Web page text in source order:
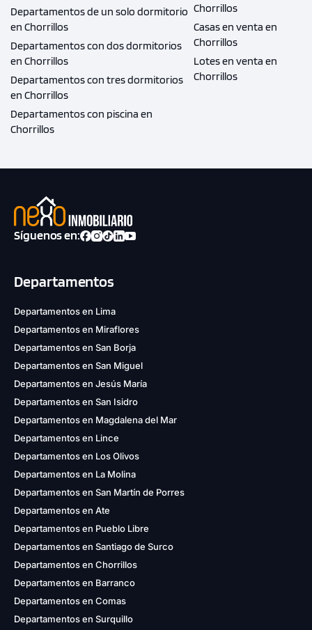
Departamentos de un solo dormitorio
en Chorrillos
Departamentos con dos dormitorios
en Chorrillos
Departamentos con tres dormitorios
en Chorrillos
Departamentos con piscina en
Chorrillos
Chorrillos
Casas en venta en
Chorrillos
Lotes en venta en
Chorrillos
Síguenos en:
Departamentos
Departamentos en Lima
Departamentos en Miraflores
Departamentos en San Borja
Departamentos en San Miguel
Departamentos en Jesús María
Departamentos en San Isidro
Departamentos en Magdalena del Mar
Departamentos en Lince
Departamentos en Los Olivos
Departamentos en La Molina
Departamentos en San Martín de Porres
Departamentos en Ate
Departamentos en Pueblo Libre
Departamentos en Santiago de Surco
Departamentos en Chorrillos
Departamentos en Barranco
Departamentos en Comas
Departamentos en Surquillo